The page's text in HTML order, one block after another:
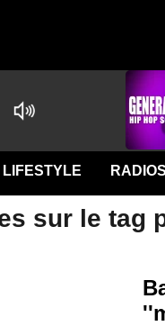
LIFESTYLE
sur le tag